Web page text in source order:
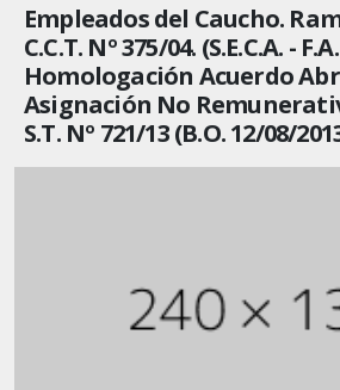
Empleados del Caucho.
C.C.T. Nº 375/04. (S.E.C.A. -
Homologación Acuerdo
Asignación No
S.T. Nº 721/13 (B.O. 12/08/